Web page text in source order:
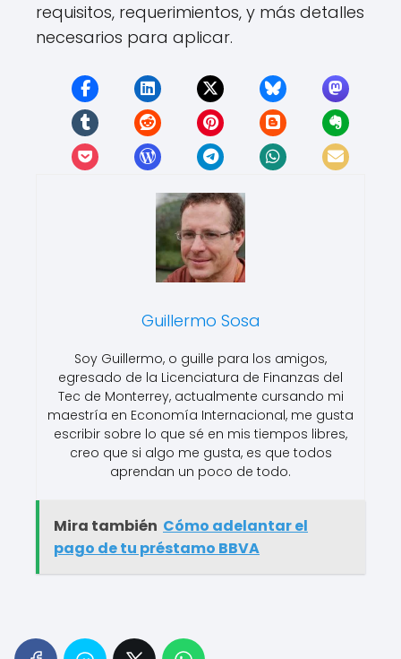
requisitos, requerimientos, y más detalles
necesarios para aplicar.
Guillermo Sosa
Soy Guillermo, o guille para los amigos,
egresado de la Licenciatura de Finanzas del
Tec de Monterrey, actualmente cursando mi
maestría en Economía Internacional, me gusta
escribir sobre lo que sé en mis tiempos libres,
creo que si algo me gusta, es que todos
aprendan un poco de todo.
Mira también Cómo adelantar el
pago de tu préstamo BBVA